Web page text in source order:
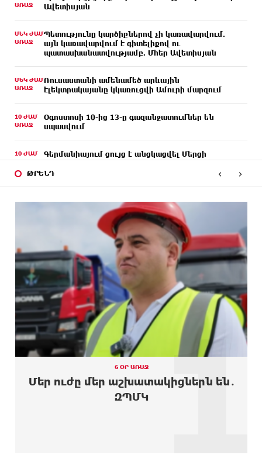
ԱՌԱՋ
Ավետիսյան
ՄԵԿ ԺԱՄ
ԱՌԱՋ
Պետությունը կարծիքներով չի կառավարվում.
այն կառավարվում է գիտելիքով ու
պատասխանատվությամբ. Մհեր Ավետիսյան
ՄԵԿ ԺԱՄ
ԱՌԱՋ
Ռուսաստանի ամենամեծ արևային
էլեկտրակայանը կկառուցվի Ամուրի մարզում
10 ԺԱՄ
ԱՌԱՋ
Օգոստոսի 10-ից 13-ը գազանջատումներ են
սպասվում
10 ԺԱՄ
ԱՌԱՋ
Գերմանիայում ցույց է անցկացվել Մերցի
կառավարության դեմ
23-ամյա ուսանողի մշակած հավելվածը
հարավկորեական App Store-ում շրջանցել է
նույնիսկ Google Maps-ը
11 ԺԱՄ
ԱՌԱՋ
Ռուսաստանի տարածքում ոչնչացվել է
ուկրաինական 360 անօդաչու թռչող սարք
12 ԺԱՄ
ԱՌԱՋ
Օգոստոսի 10-ին, 11-ին, 12-ին, 13-ին, 14-ին, 17-
ին, 18-ին և 20-ին հարյուրավոր հասցեներում
լույս չի լինելու
12 ԺԱՄ
Ողբերգական դեպք՝ Երևանում․ Կիևյան կամրջի
տակ հայտնաբերվել է տղամարդու մարմին
Ադրբեջանի Սարով գյուղում տանը 18-ամյա
աղջկա դի է հայտնաբերվել
ԹՐԵՆԴ
6 ՕՐ ԱՌԱՋ
Մեր ուժը մեր աշխատակիցներն են․
ԶՊՄԿ
1
‹ ›